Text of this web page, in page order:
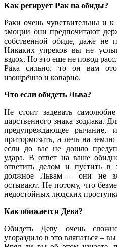
Как регирует Рак на обиды?
Раки очень чувствительны и к
эмоции они предпочитают
собственной обиде, даже не
Никаких упреков вы не
вздох. Но это еще не повод
Рака
сильно, то он вам
изощрённо и коварно.
Что если обидеть Льва?
Не
стоит задевать самолюбие
царственного знака зодиака.
предупреждающее
рычание, и
притормозить, а лечь на землю
если
до вас не дошло
удара. В ответ на ваше
ответить
делом и пустить в
должное
Львам– они не
остывают. Не потому, что
недостойных людских
Как обижается Дева?
Обидеть
Деву очень
угораздило в это вляпаться – вы